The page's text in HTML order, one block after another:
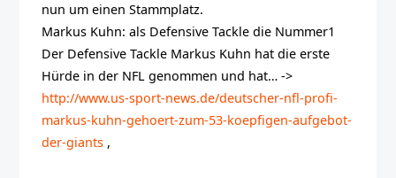
nun um einen Stammplatz.
Markus Kuhn: als Defensive Tackle die Nummer1
Der Defensive Tackle Markus Kuhn hat die erste
Hürde in der NFL genommen und hat… ->
http://www.us-sport-news.de/deutscher-nfl-profi-
markus-kuhn-gehoert-zum-53-koepfigen-aufgebot-
der-giants ,